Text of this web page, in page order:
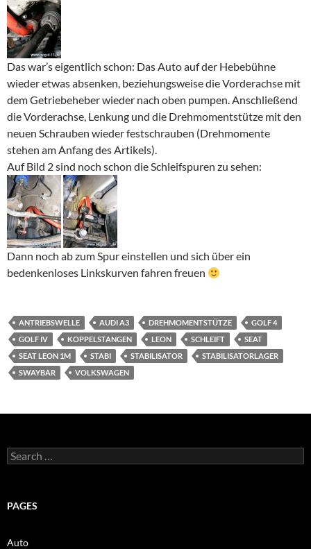
Das war’s eigentlich schon: Das Auto auf der Hebebühne
wieder etwas absenken, beziehungsweise die Vorderachse mit
dem Getriebeheber wieder nach oben pumpen. Anschließend
die Vorderachse, Lenkung und die Drehmomentstütze mit den
neuen Schrauben wieder festschrauben (Drehmomente
stehen am Anfang des Artikels).
Auf Bild 2 sind noch schon die Schleifspuren zu sehen:
Dann noch ab zum Spur einstellen und sich über ein
bedenkenloses Linkskurven fahren freuen
ANTRIEBSWELLE AUDI A3 DREHMOMENTSTÜTZE
GOLF 4
GOLF IV
KOPPELSTANGEN LEON SCHLEIFT
SEAT
SEAT LEON 1M
STABI STABILISATOR
STABILISATORLAGER
SWAYBAR
VOLKSWAGEN
Search
for:
PAGES
Auto